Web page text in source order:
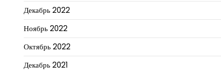
Декабрь 2022
Ноябрь 2022
Октябрь 2022
Декабрь 2021